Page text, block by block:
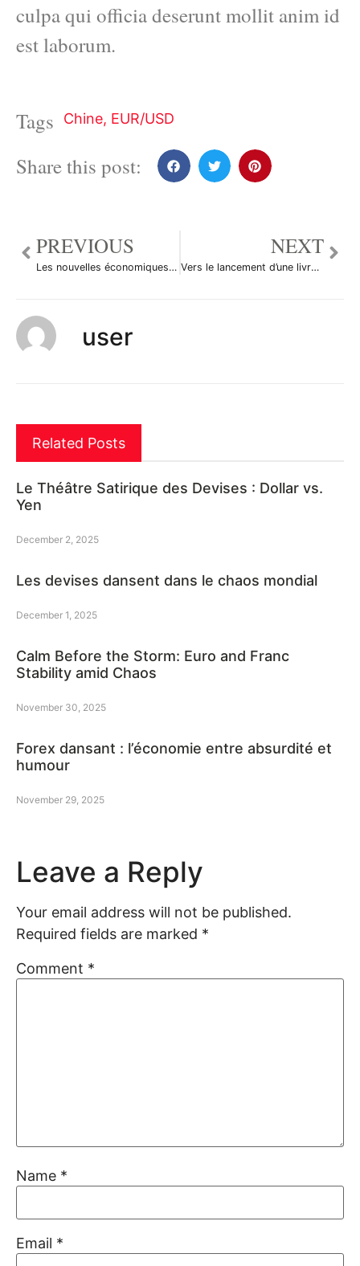
culpa qui officia deserunt mollit anim id
est laborum.
Tags Chine, EUR/USD
Share this post:
PREVIOUS
Les nouvelles économiques du 31 mai en bref
NEXT
Vers le lancement d’une livre palestinienne
user
Related Posts
Le Théâtre Satirique des Devises : Dollar vs.
Yen
December 2, 2025
Les devises dansent dans le chaos mondial
December 1, 2025
Calm Before the Storm: Euro and Franc
Stability amid Chaos
November 30, 2025
Forex dansant : l’économie entre absurdité et
humour
November 29, 2025
Leave a Reply
Your email address will not be published.
Required fields are marked *
Comment *
Name *
Email *